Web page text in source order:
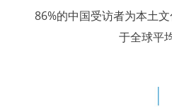
86%的中国受访者为本土
于全球平